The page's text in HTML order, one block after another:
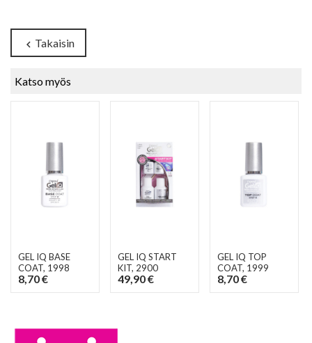
chevron_left Takaisin
Katso myös
GEL IQ BASE
COAT, 1998
8,70 €
GEL IQ START
KIT, 2900
49,90 €
GEL IQ TOP
COAT, 1999
8,70 €